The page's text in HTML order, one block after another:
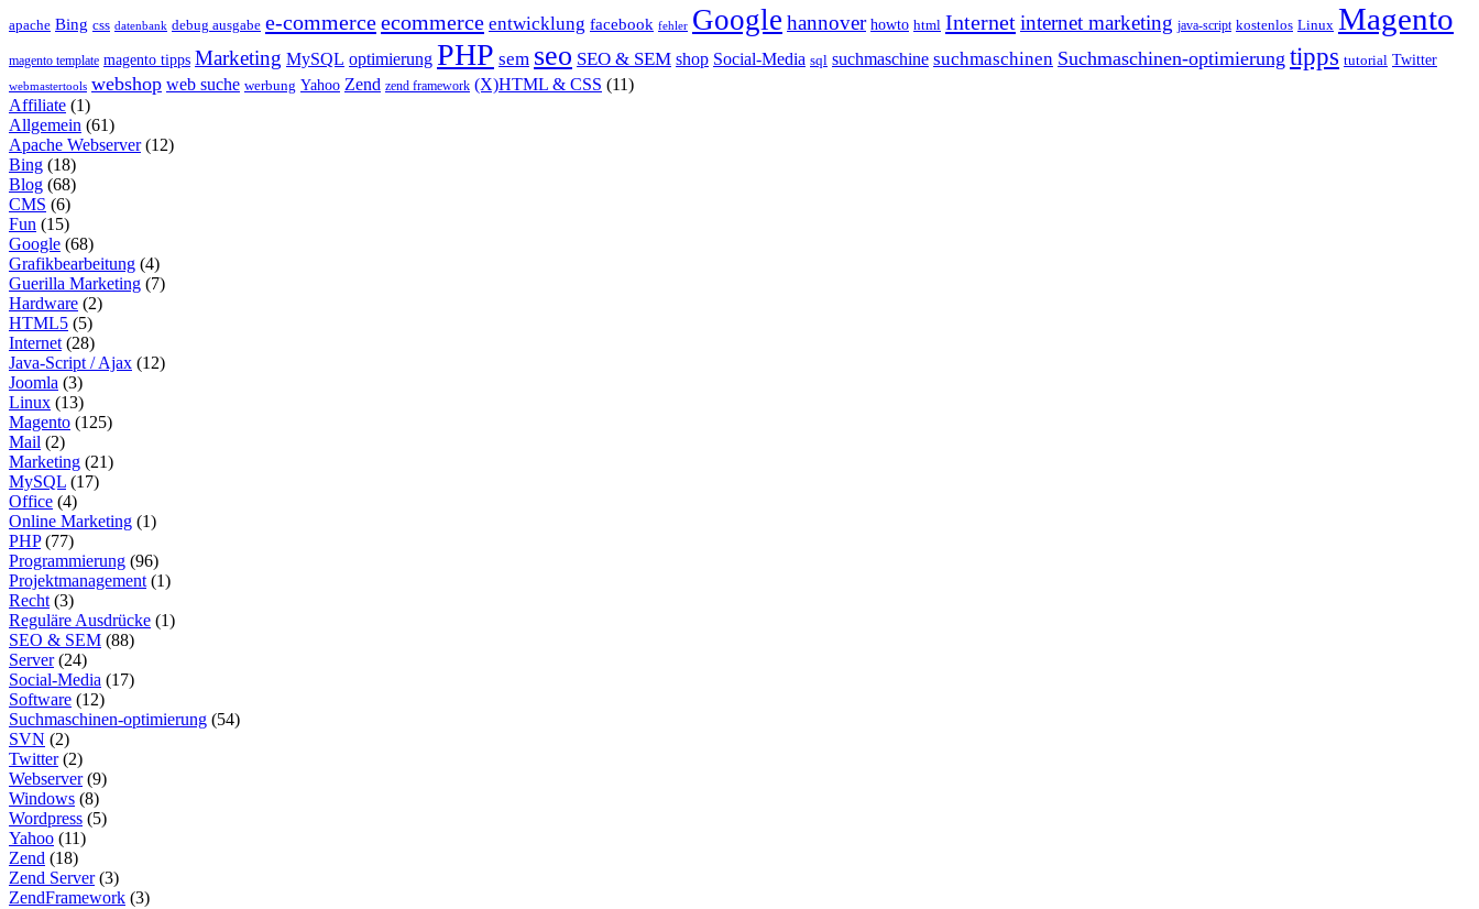
apache Bing css datenbank debug ausgabe e-commerceecommerce entwicklung facebook fehler Google hannover howto html Internetinternet marketing java-script kostenlos Linux Magento
magento template magento tipps Marketing MySQL optimierung PHP sem seo SEO & SEM shop Social-Media sql suchmaschine suchmaschinen Suchmaschinen-optimierung tipps tutorial Twitter
webmastertools webshop web suche werbung Yahoo Zend zend framework (X)HTML & CSS (11)
Affiliate (1)
Allgemein (61)
Apache Webserver(12)
Bing (18)
Blog (68)
CMS (6)
Fun (15)
Google (68)
Grafikbearbeitung (4)
Guerilla Marketing (7)
Hardware (2)
HTML5 (5)
Internet(28)
Java-Script / Ajax (12)
Joomla (3)
Linux (13)
Magento (125)
Mail (2)
Marketing (21)
MySQL (17)
Office (4)
Online Marketing (1)
PHP(77)
Programmierung (96)
Projektmanagement(1)
Recht(3)
Reguläre Ausdrücke (1)
SEO & SEM (88)
Server(24)
Social-Media (17)
Software (12)
Suchmaschinen-optimierung (54)
SVN (2)
Twitter(2)
Webserver(9)
Windows (8)
Wordpress (5)
Yahoo (11)
Zend (18)
Zend Server(3)
ZendFramework (3)